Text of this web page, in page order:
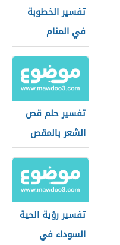
تفسير الخطوبة
في المنام
تفسير حلم قص
الشعر بالمقص
في المنام
تفسير رؤية الحية
السوداء في